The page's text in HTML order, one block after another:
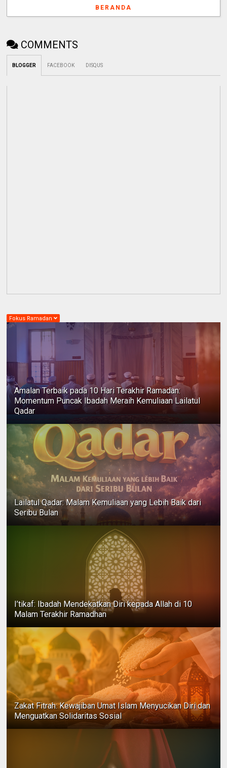
BERANDA
COMMENTS
BLOGGER FACEBOOK DISQUS
Fokus Ramadan
Amalan Terbaik pada 10 Hari Terakhir Ramadan:
Momentum Puncak Ibadah Meraih Kemuliaan Lailatul
Qadar
Lailatul Qadar: Malam Kemuliaan yang Lebih Baik dari
Seribu Bulan
I’tikaf: Ibadah Mendekatkan Diri kepada Allah di 10
Malam Terakhir Ramadhan
Zakat Fitrah: Kewajiban Umat Islam Menyucikan Diri dan
Menguatkan Solidaritas Sosial